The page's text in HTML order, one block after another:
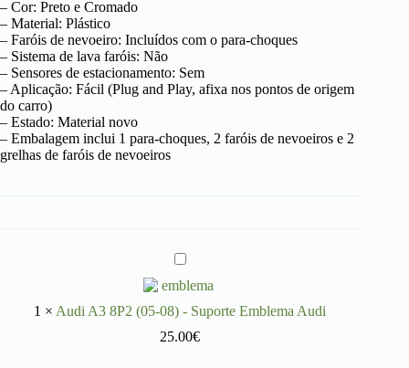
– Cor: Preto e Cromado
– Material: Plástico
– Faróis de nevoeiro: Incluídos com o para-choques
– Sistema de lava faróis: Não
– Sensores de estacionamento: Sem
– Aplicação: Fácil (Plug and Play, afixa nos pontos de origem
do carro)
– Estado: Material novo
– Embalagem inclui 1 para-choques, 2 faróis de nevoeiros e 2
grelhas de faróis de nevoeiros
A
d
i
A
3
1 × Audi A3 8P2 (05-08) - Suporte Emblema Audi
25.00€